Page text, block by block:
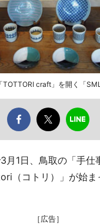
TOTTORI craft」を開く「
1日、鳥取の「手仕
（コトリ）」が始ま
［広告］